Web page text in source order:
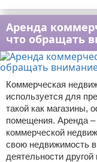
Аренда
что обращать
Коммерческая
используется для
такой как магазины,
помещения. Аренда –
коммерческой
свою недвижимость
деятельности